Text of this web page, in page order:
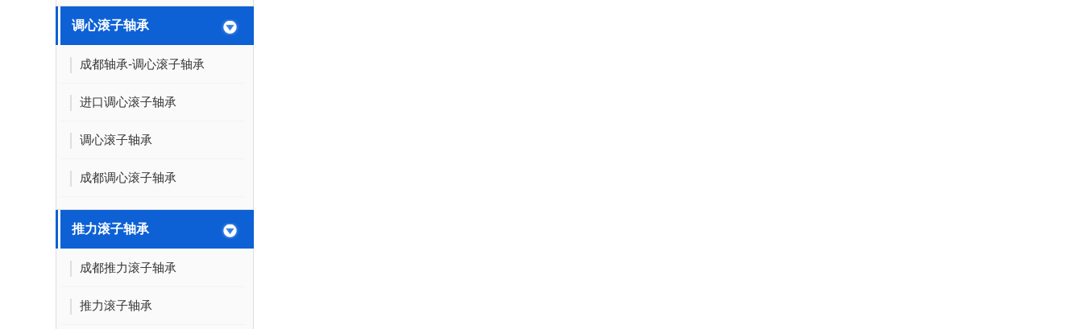
调心滚子轴承
成都轴承-调心滚子轴承
进口调心滚子轴承
调心滚子轴承
成都调心滚子轴承
推力滚子轴承
成都推力滚子轴承
推力滚子轴承